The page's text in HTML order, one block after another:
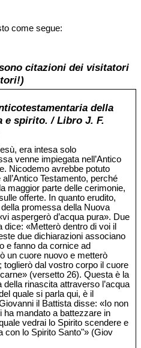
come segue:
citazioni dei visitatori
della
e spirito. / Libro J. F.
era intesa solo
venne impiegata nell’Antico
Nicodemo avrebbe potuto
Testamento, perché
maggior parte delle cerimonie,
offerte. In quanto erudito,
promessa della Nuova
aspergerò d’acqua pura». Due
«Metterò dentro di voi il
due dichiarazioni associano
e fanno da cornice ad
un cuore nuovo e metterò
toglierò dal vostro corpo il cuore
(versetto 26). Questa è la
rinascita attraverso l’acqua
quale si parla qui, è il
il Battista disse: «Io non
ha mandato a battezzare in
vedrai lo Spirito scendere e
con lo Spirito Santo"» (Giov